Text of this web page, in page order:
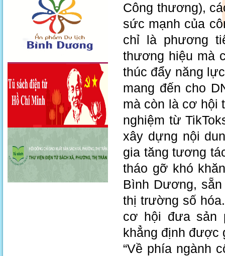
Công thương),
sức mạnh của
chỉ là phương
thương hiệu mà
thúc đẩy năng
mang đến cho
mà còn là cơ hội
nghiệm từ
xây dựng nội
gia tăng tương
tháo gỡ khó
Bình Dương,
thị trường số
cơ hội đưa sản
khẳng định được
“Về phía ngành